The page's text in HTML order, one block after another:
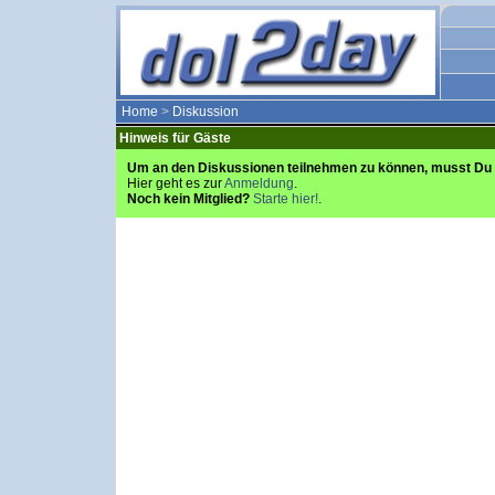
Home > Diskussion
Hinweis für Gäste
Um an den Diskussionen teilnehmen zu können, musst
Hier geht es zurAnmeldung.
Noch kein Mitglied? Starte hier!.